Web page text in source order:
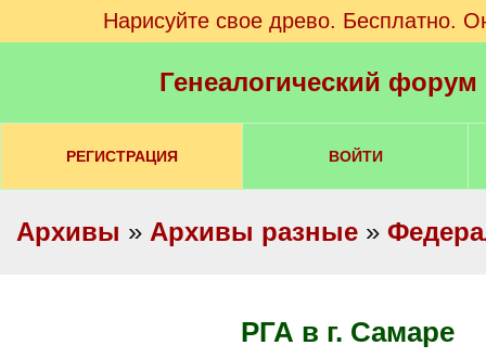
Нарисуйте свое древо. Бесплатно.
Генеалогический
РЕГИСТРАЦИЯ ВОЙТИ
Архивы » Архивы разные »
РГА в г. Самаре